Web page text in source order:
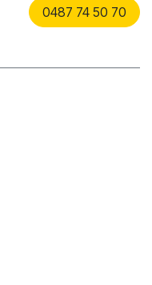
0487 74 50 70